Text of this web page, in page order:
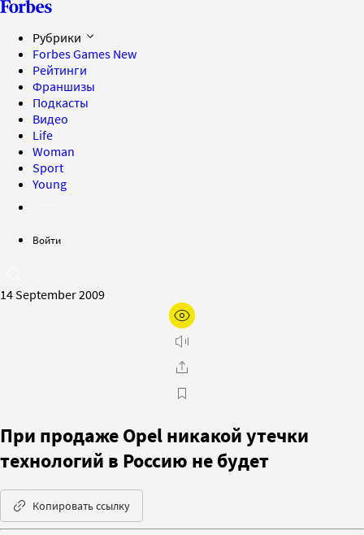
Рубрики
Forbes Games New
Рейтинги
Франшизы
Подкасты
Видео
Life
Woman
Sport
Young
Войти
14 September 2009
При продаже Opel никакой утечки
технологий в Россию не будет
Копировать ссылку